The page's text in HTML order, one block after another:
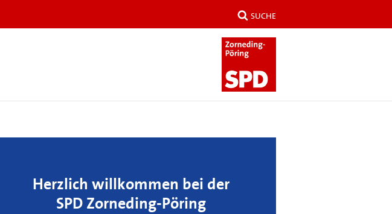
SUCHE
Herzlich willkommen bei der
SPD Zorneding-Pöring